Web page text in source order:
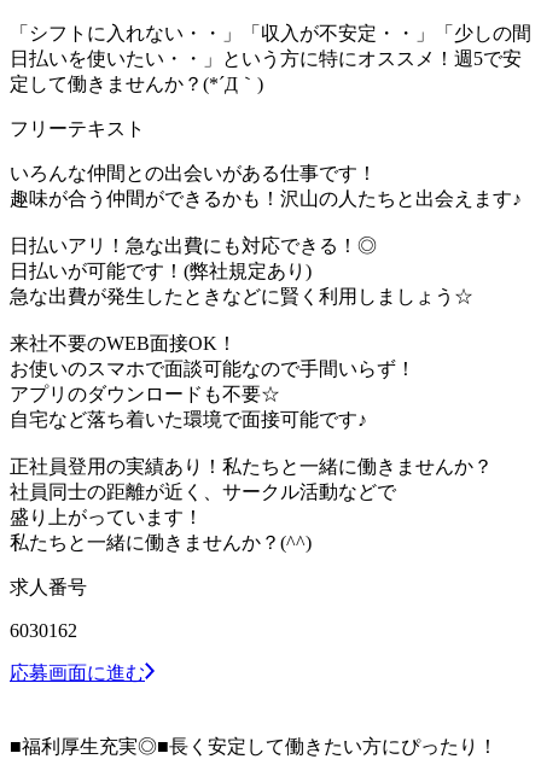
「シフトに入れない・・」「収入が不安定・・」「少しの間
日払いを使いたい・・」という方に特にオススメ！週5で安
定して働きませんか？(*´Д｀)
フリーテキスト
いろんな仲間との出会いがある仕事です！
趣味が合う仲間ができるかも！沢山の人たちと出会えます♪
日払いアリ！急な出費にも対応できる！◎
日払いが可能です！(弊社規定あり)
急な出費が発生したときなどに賢く利用しましょう☆
来社不要のWEB面接OK！
お使いのスマホで面談可能なので手間いらず！
アプリのダウンロードも不要☆
自宅など落ち着いた環境で面接可能です♪
正社員登用の実績あり！私たちと一緒に働きませんか？
社員同士の距離が近く、サークル活動などで
盛り上がっています！
私たちと一緒に働きませんか？(^^)
求人番号
6030162
応募画面に進む
■福利厚生充実◎■長く安定して働きたい方にぴったり！